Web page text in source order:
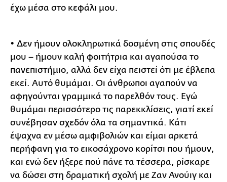
έχω μέσα στο κεφάλι μου.
• Δεν ήμουν ολοκληρωτικά δοσμένη στις σπουδές
μου – ήμουν καλή φοιτήτρια και αγαπούσα το
πανεπιστήμιο, αλλά δεν είχα πειστεί ότι με έβλεπα
εκεί. Αυτό θυμάμαι. Οι άνθρωποι αγαπούν να
αφηγούνται γραμμικά το παρελθόν τους. Εγώ
θυμάμαι περισσότερο τις παρεκκλίσεις, γιατί εκεί
συνέβησαν σχεδόν όλα τα σημαντικά. Κάτι
έψαχνα εν μέσω αμφιβολιών και είμαι αρκετά
περήφανη για το εικοσάχρονο κορίτσι που ήμουν,
και ενώ δεν ήξερε πού πάνε τα τέσσερα, ρίσκαρε
να δώσει στη δραματική σχολή με Ζαν Ανούιγ και